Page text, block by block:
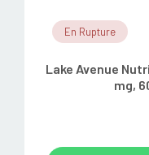
En Rupture
Lake Avenue
mg,